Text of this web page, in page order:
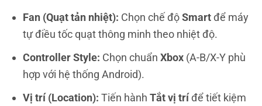
Fan (Quạt tản nhiệt): Chọn chế độSmartđể máy
tự điều tốc quạt thông minh theo nhiệt độ.
Controller Style: Chọn chuẩn Xbox(A-B/X-Y phù
hợp với hệ thống Android).
Vị trí (Location): Tiến hành Tắt vị tríđể tiết kiệm